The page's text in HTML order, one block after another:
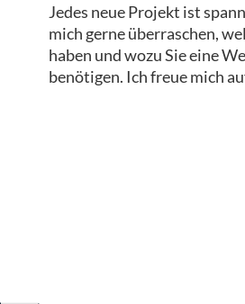
Jedes neue Projekt ist
mich gerne überraschen,
haben und wozu Sie eine
benötigen. Ich freue mich